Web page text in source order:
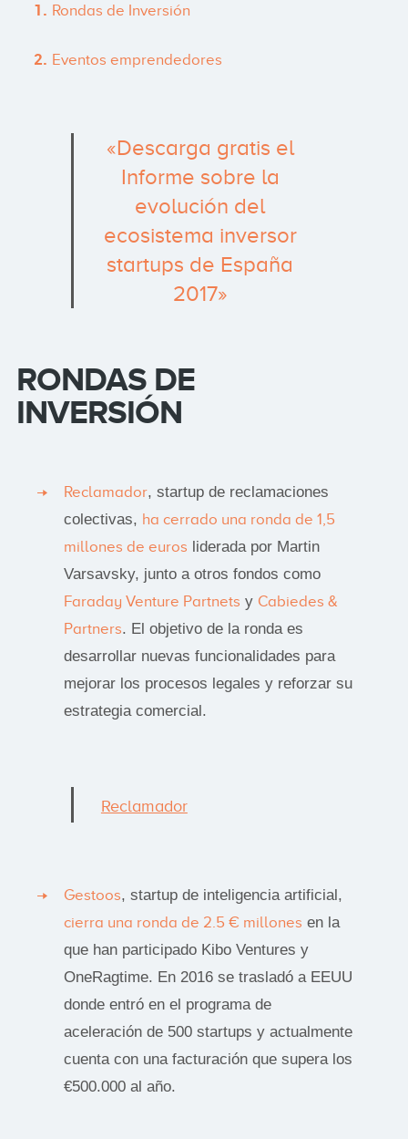
Rondas de Inversión
Eventos emprendedores
«Descarga gratis el
Informe sobre la
evolución del
ecosistema inversor
startups de España
2017»
RONDAS DE
INVERSIÓN
Reclamador, startup de reclamaciones
colectivas, ha cerrado una ronda de 1,5
millones de euros liderada por Martin
Varsavsky, junto a otros fondos como
Faraday Venture Partnets y Cabiedes &
Partners. El objetivo de la ronda es
desarrollar nuevas funcionalidades para
mejorar los procesos legales y reforzar su
estrategia comercial.
Reclamador
Gestoos, startup de inteligencia artificial,
cierra una ronda de 2.5 € millones en la
que han participado Kibo Ventures y
OneRagtime. En 2016 se trasladó a EEUU
donde entró en el programa de
aceleración de 500 startups y actualmente
cuenta con una facturación que supera los
€500.000 al año.